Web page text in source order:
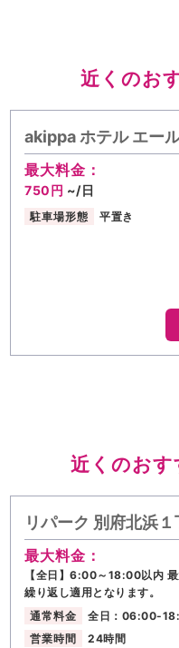
近くのお
akippa ホテル エー
最大料金：
750円 ~/日
駐車場形態 平置き
近くのおす
リパーク 別府北浜１
最大料金：
【全日】6:00～18:00以内
繰り返し適用となります。
通常料金
全日：06:00-
営業時間
24時間